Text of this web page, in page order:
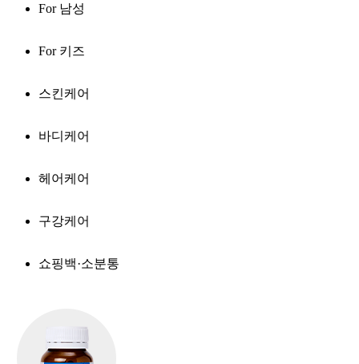
For 남성
For 키즈
스킨케어
바디케어
헤어케어
구강케어
쇼핑백·소분통